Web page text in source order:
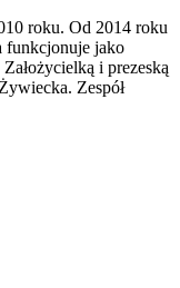
roku. Od 2014 roku
funkcjonuje jako
i prezeską
Zespół